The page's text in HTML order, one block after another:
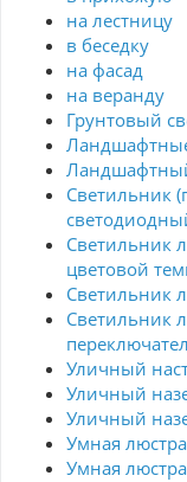
на лестницу
в беседку
на фасад
на веранду
Грунтовый
Светильник
Светильник
цветовой
Светильник
Светильник
Уличный
Уличный
Уличный
Умная
Умная